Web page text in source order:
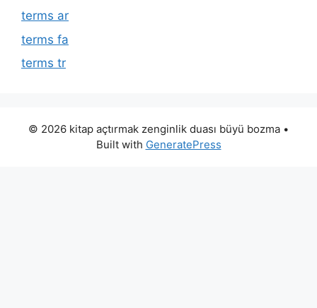
terms ar
terms fa
terms tr
© 2026 kitap açtırmak zenginlik duası büyü bozma •
Built with GeneratePress